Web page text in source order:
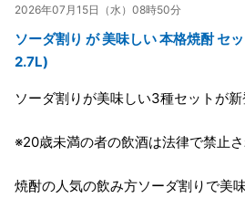
2026年07月15日（水）08時50分
ソーダ割り が 美味しい 本格焼酎 セ
2.7L)
ソーダ割りが美味しい3種セットが新
※20歳未満の者の飲酒は法律で禁止さ
焼酎の人気の飲み方ソーダ割りで美